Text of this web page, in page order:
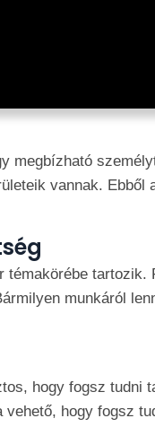
megbízható
vannak. Ebből
tartozik.
munkáról
hogy fogsz tudni
hogy fogsz